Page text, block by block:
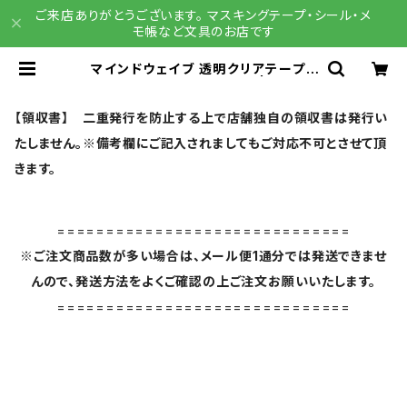
ご来店ありがとうございます。 マスキングテープ・シール・メ
モ帳など文具のお店です
マインドウェイブ 透明クリアテープ9
【領収書】 二重発行を防止する上で店舗独自の領収書は発行い
たしません。※備考欄にご記入されましてもご対応不可とさせて頂
きます。
==============================
※ご注文商品数が多い場合は、メール便1通分では発送できませ
んので、発送方法をよくご確認の上ご注文お願いいたします。
==============================